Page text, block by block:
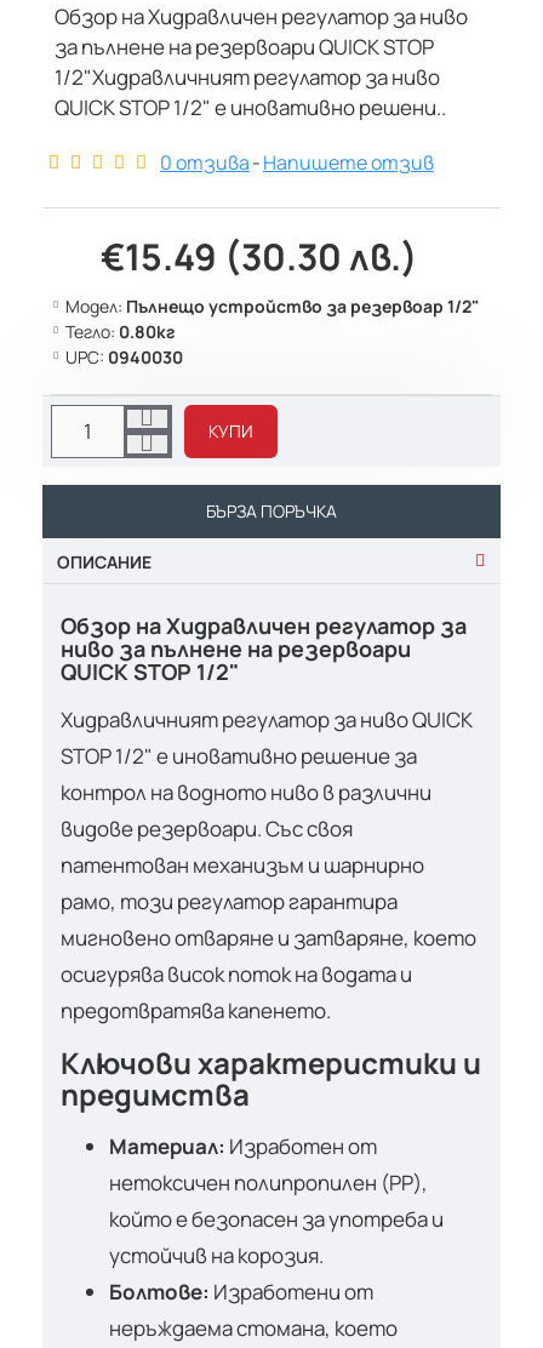
Обзор на Хидравличен регулатор за ниво
за пълнене на резервоари QUICK STOP
1/2"Хидравличният регулатор за ниво
QUICK STOP 1/2" е иновативно решени..
0 отзива-Напишете отзив
€15.49 (30.30 лв.)
Модел: Пълнещо устройство за резервоар 1/2"
Тегло: 0.80кг
UPC: 0940030
КУПИ
БЪРЗА ПОРЪЧКА
ОПИСАНИЕ
Обзор на Хидравличен регулатор за
ниво за пълнене на резервоари
QUICK STOP 1/2"
Хидравличният регулатор за ниво QUICK
STOP 1/2" е иновативно решение за
контрол на водното ниво в различни
видове резервоари. Със своя
патентован механизъм и шарнирно
рамо, този регулатор гарантира
мигновено отваряне и затваряне, което
осигурява висок поток на водата и
предотвратява капенето.
Ключови характеристики и
предимства
Материал: Изработен от
нетоксичен полипропилен (PP),
който е безопасен за употреба и
устойчив на корозия.
Болтове: Изработени от
неръждаема стомана, което